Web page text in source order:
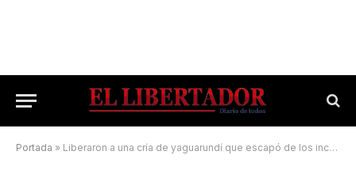
Portada » Liberaron a una cría de yaguarundí que escapó de los incendios